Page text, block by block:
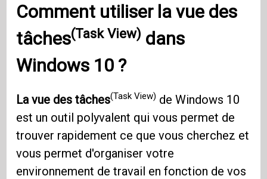
Comment utiliser la vue des
tâches(Task View) dans
Windows 10 ?
La vue des tâches(Task View) de Windows 10
est un outil polyvalent qui vous permet de
trouver rapidement ce que vous cherchez et
vous permet d'organiser votre
environnement de travail en fonction de vos